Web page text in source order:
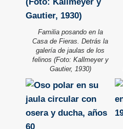
Familia posando en la
Casa de Fieras. Detrás la
galería de jaulas de los
felinos (Foto: Kallmeyer y
Gautier, 1930)